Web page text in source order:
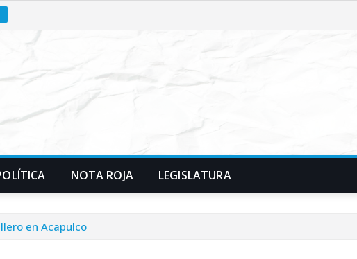
NOTA ROJA LEGISLATURA
en Acapulco